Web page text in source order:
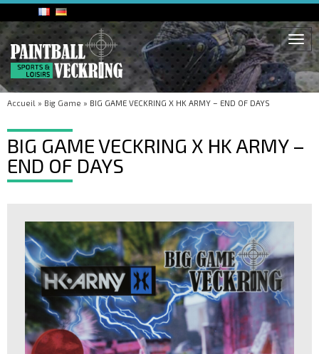
Accueil » Big Game » BIG GAME VECKRING X HK ARMY – END OF DAYS
BIG GAME VECKRING X HK ARMY –
END OF DAYS